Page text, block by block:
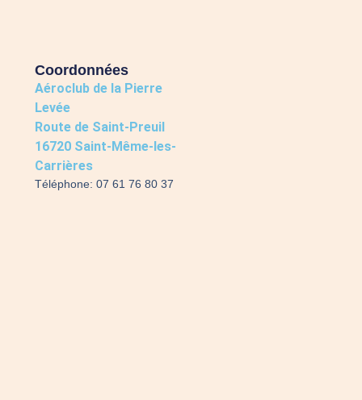
Coordonnées
Aéroclub de la Pierre
Levée
Route de Saint-Preuil
16720 Saint-Même-les-
Carrières
Téléphone: 07 61 76 80 37